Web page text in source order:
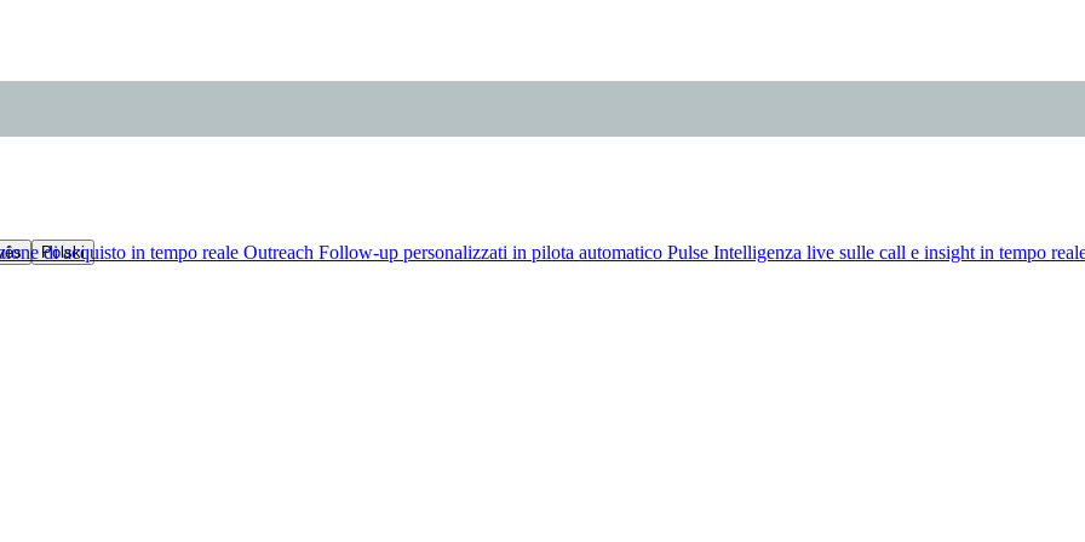
di acquisto in tempo reale Outreach Follow-up personalizzati in pilota automatico Pulse Intelligenza live sulle call e insight in tempo
Polski